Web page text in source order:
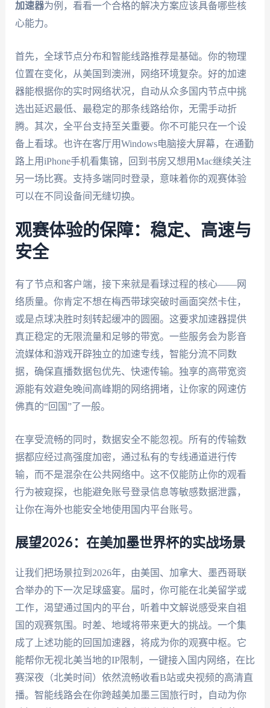
加速器为例，看看一个合格的解决方案应该具备哪些核
心能力。
首先，全球节点分布和智能线路推荐是基础。你的物理
位置在变化，从美国到澳洲，网络环境复杂。好的加速
器能根据你的实时网络状况，自动从众多国内节点中挑
选出延迟最低、最稳定的那条线路给你，无需手动折
腾。其次，全平台支持至关重要。你不可能只在一个设
备上看球。也许在客厅用Windows电脑接大屏幕，在通勤
路上用iPhone手机看集锦，回到书房又想用Mac继续关注
另一场比赛。支持多端同时登录，意味着你的观赛体验
可以在不同设备间无缝切换。
观赛体验的保障：稳定、高速与
安全
有了节点和客户端，接下来就是看球过程的核心——网
络质量。你肯定不想在梅西带球突破时画面突然卡住，
或是点球决胜时刻转起缓冲的圆圈。这要求加速器提供
真正稳定的无限流量和足够的带宽。一些服务会为影音
流媒体和游戏开辟独立的加速专线，智能分流不同数
据，确保直播数据包优先、快速传输。独享的高带宽资
源能有效避免晚间高峰期的网络拥堵，让你家的网速仿
佛真的“回国”了一般。
在享受流畅的同时，数据安全不能忽视。所有的传输数
据都应经过高强度加密，通过私有的专线通道进行传
输，而不是混杂在公共网络中。这不仅能防止你的观看
行为被窥探，也能避免账号登录信息等敏感数据泄露，
让你在海外也能安全地使用国内平台账号。
展望2026：在美加墨世界杯的实战场景
让我们把场景拉到2026年，由美国、加拿大、墨西哥联
合举办的下一次足球盛宴。届时，你可能在北美留学或
工作，渴望通过国内的平台，听着中文解说感受来自祖
国的观赛氛围。时差、地域将带来更大的挑战。一个集
成了上述功能的回国加速器，将成为你的观赛中枢。它
能帮你无视北美当地的IP限制，一键接入国内网络，在比
赛深夜（北美时间）依然流畅收看B站或央视频的高清直
播。智能线路会在你跨越美加墨三国旅行时，自动为你